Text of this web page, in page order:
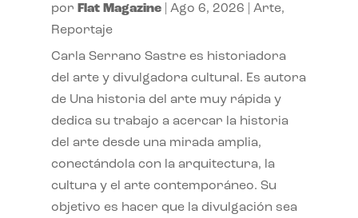
por Flat Magazine| Ago 6, 2026 Arte,
Reportaje
Carla Serrano Sastre es historiadora
del arte y divulgadora cultural. Es autora
de Una historia del arte muy rápida y
dedica su trabajo a acercar la historia
del arte desde una mirada amplia,
conectándola con la arquitectura, la
cultura y el arte contemporáneo. Su
objetivo es hacer que la divulgación sea